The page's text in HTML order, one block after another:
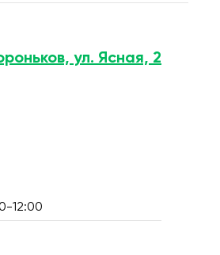
ул. Ясная, 2
12:00